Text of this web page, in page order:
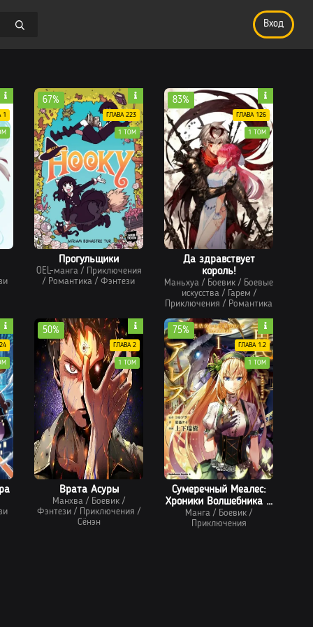
Вход
1
Прогульщики
OEL-манга/
Приключения
/ Романтика / Фэнтези
67%
ГЛАВА 223
1 ТОМ
Да здравствует
король!
Маньхуа / Боевик / Боевые
искусства/ Гарем /
Приключения / Романтика
83%
ГЛАВА 126
1 ТОМ
Врата Асуры
Манхва / Боевик /
Фэнтези / Приключения /
Сёнэн
50%
ГЛАВА 2
1 ТОМ
Сумеречный Меалес:
Хроники Волшебника и
Черной Кошки.
Манга / Боевик /
Приключения
75%
ГЛАВА 1.2
1 ТОМ